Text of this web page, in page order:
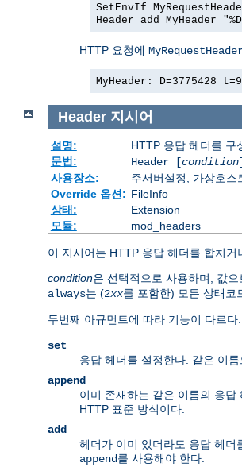
SetEnvIf
Header add MyHeader
HTTP 요청에
MyHeader: D=3775428
Header 지시어
설명:
HTTP 응답 헤더를 구
문법:
Header [condition
사용장소:
주서버설정, 가상호
Override 옵션: FileInfo
상태:
Extension
모듈:
mod_headers
이 지시어는 HTTP 응답 헤더를 합치
condition은 선택적으로 사용하며, 값으
always는 (2xx를 포함한) 모든 상태코
두번째 아규먼트에 따라 기능이 다르
set
응답 헤더를 설정한다. 같은 이
append
이미 존재하는 같은 이름의 응
HTTP 표준 방식이다.
add
헤더가 이미 있더라도 응답 헤
append를 사용해야 한다.